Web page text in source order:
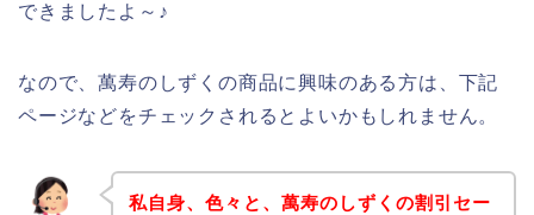
できましたよ～♪
なので、萬寿のしずくの商品に興味のある方は、下記
ページなどをチェックされるとよいかもしれません。
私自身、色々と、萬寿のしずくの割引セー